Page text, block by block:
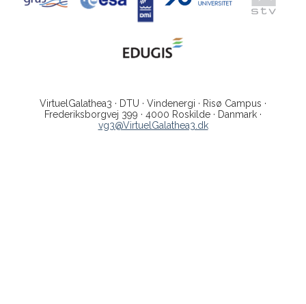
VirtuelGalathea3 · DTU · Vindenergi · Risø Campus ·
Frederiksborgvej 399 · 4000 Roskilde · Danmark ·
vg3@VirtuelGalathea3.dk